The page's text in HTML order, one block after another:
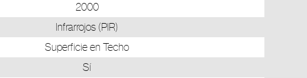
2000
Infrarrojos (PIR)
Superficie en Techo
Sí